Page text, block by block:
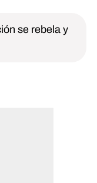
se rebela y